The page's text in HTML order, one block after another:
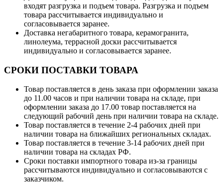
входят разгрузка и подъем товара. Разгрузка и подъем
товара рассчитывается индивидуально и
согласовывается заранее.
Доставка негабаритного товара, керамогранита,
линолеума, террасной доски рассчитывается
индивидуально и согласовывается заранее.
СРОКИ ПОСТАВКИ ТОВАРА
Товар поставляется в день заказа при оформлении заказа
до 11.00 часов и при наличии товара на складе, при
оформлении заказа до 17.00 товар поставляется на
следующий рабочий день при наличии товара на складе.
Товар поставляется в течение 2-4 рабочих дней при
наличии товара на ближайших региональных складах.
Товар поставляется в течение 3-14 рабочих дней при
наличии товара на складах РФ.
Сроки поставки импортного товара из-за границы
рассчитываются индивидуально и согласовываются с
заказчиком.